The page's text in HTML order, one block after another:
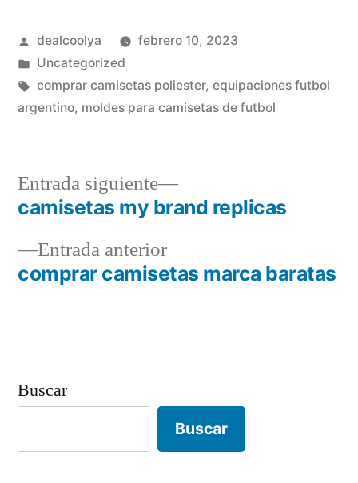
Publicado
por
dealcoolya
febrero 10, 2023
Publicado
en
Uncategorized
Etiquetas:
comprar camisetas poliester, equipaciones futbol
argentino, moldes para camisetas de futbol
Navegación
de
entradas
Entrada anteriorEntrada
anterior:
comprar camisetas marca baratas
Entrada siguiente
Entrada
siguiente:
camisetas my brand replicas
Buscar
Buscar